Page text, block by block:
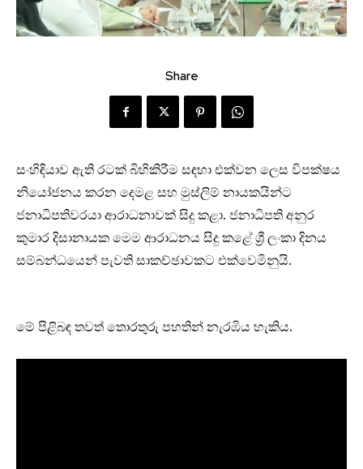
Share
සංහිඳියාව ඇති රටක් බිහිකිරීම සඳහා එක්වන ලෙස විපක්ෂය
නියෝජනය කරන දෙමළ සහ මුස්ලිම් නායකයින්ට
ජනාධිපතිවරයා ආරාධනාවක් සිදු කළා. ජනාධිපති අනුර
කුමාර දිසානායක මෙම ආරාධනය සිදු කළේ ශ්‍රී ලංකා දිනය
සම්බන්ධයෙන් පැවති සාකච්ඡාවකට එක්වෙමිනුයි.
මේ පිළිබඳ තවත් තොරතුරු පහතින් නැරඹිය හැකිය.